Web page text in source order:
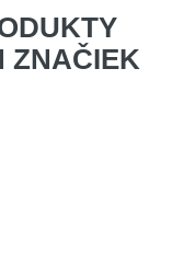
ZNAČIEK